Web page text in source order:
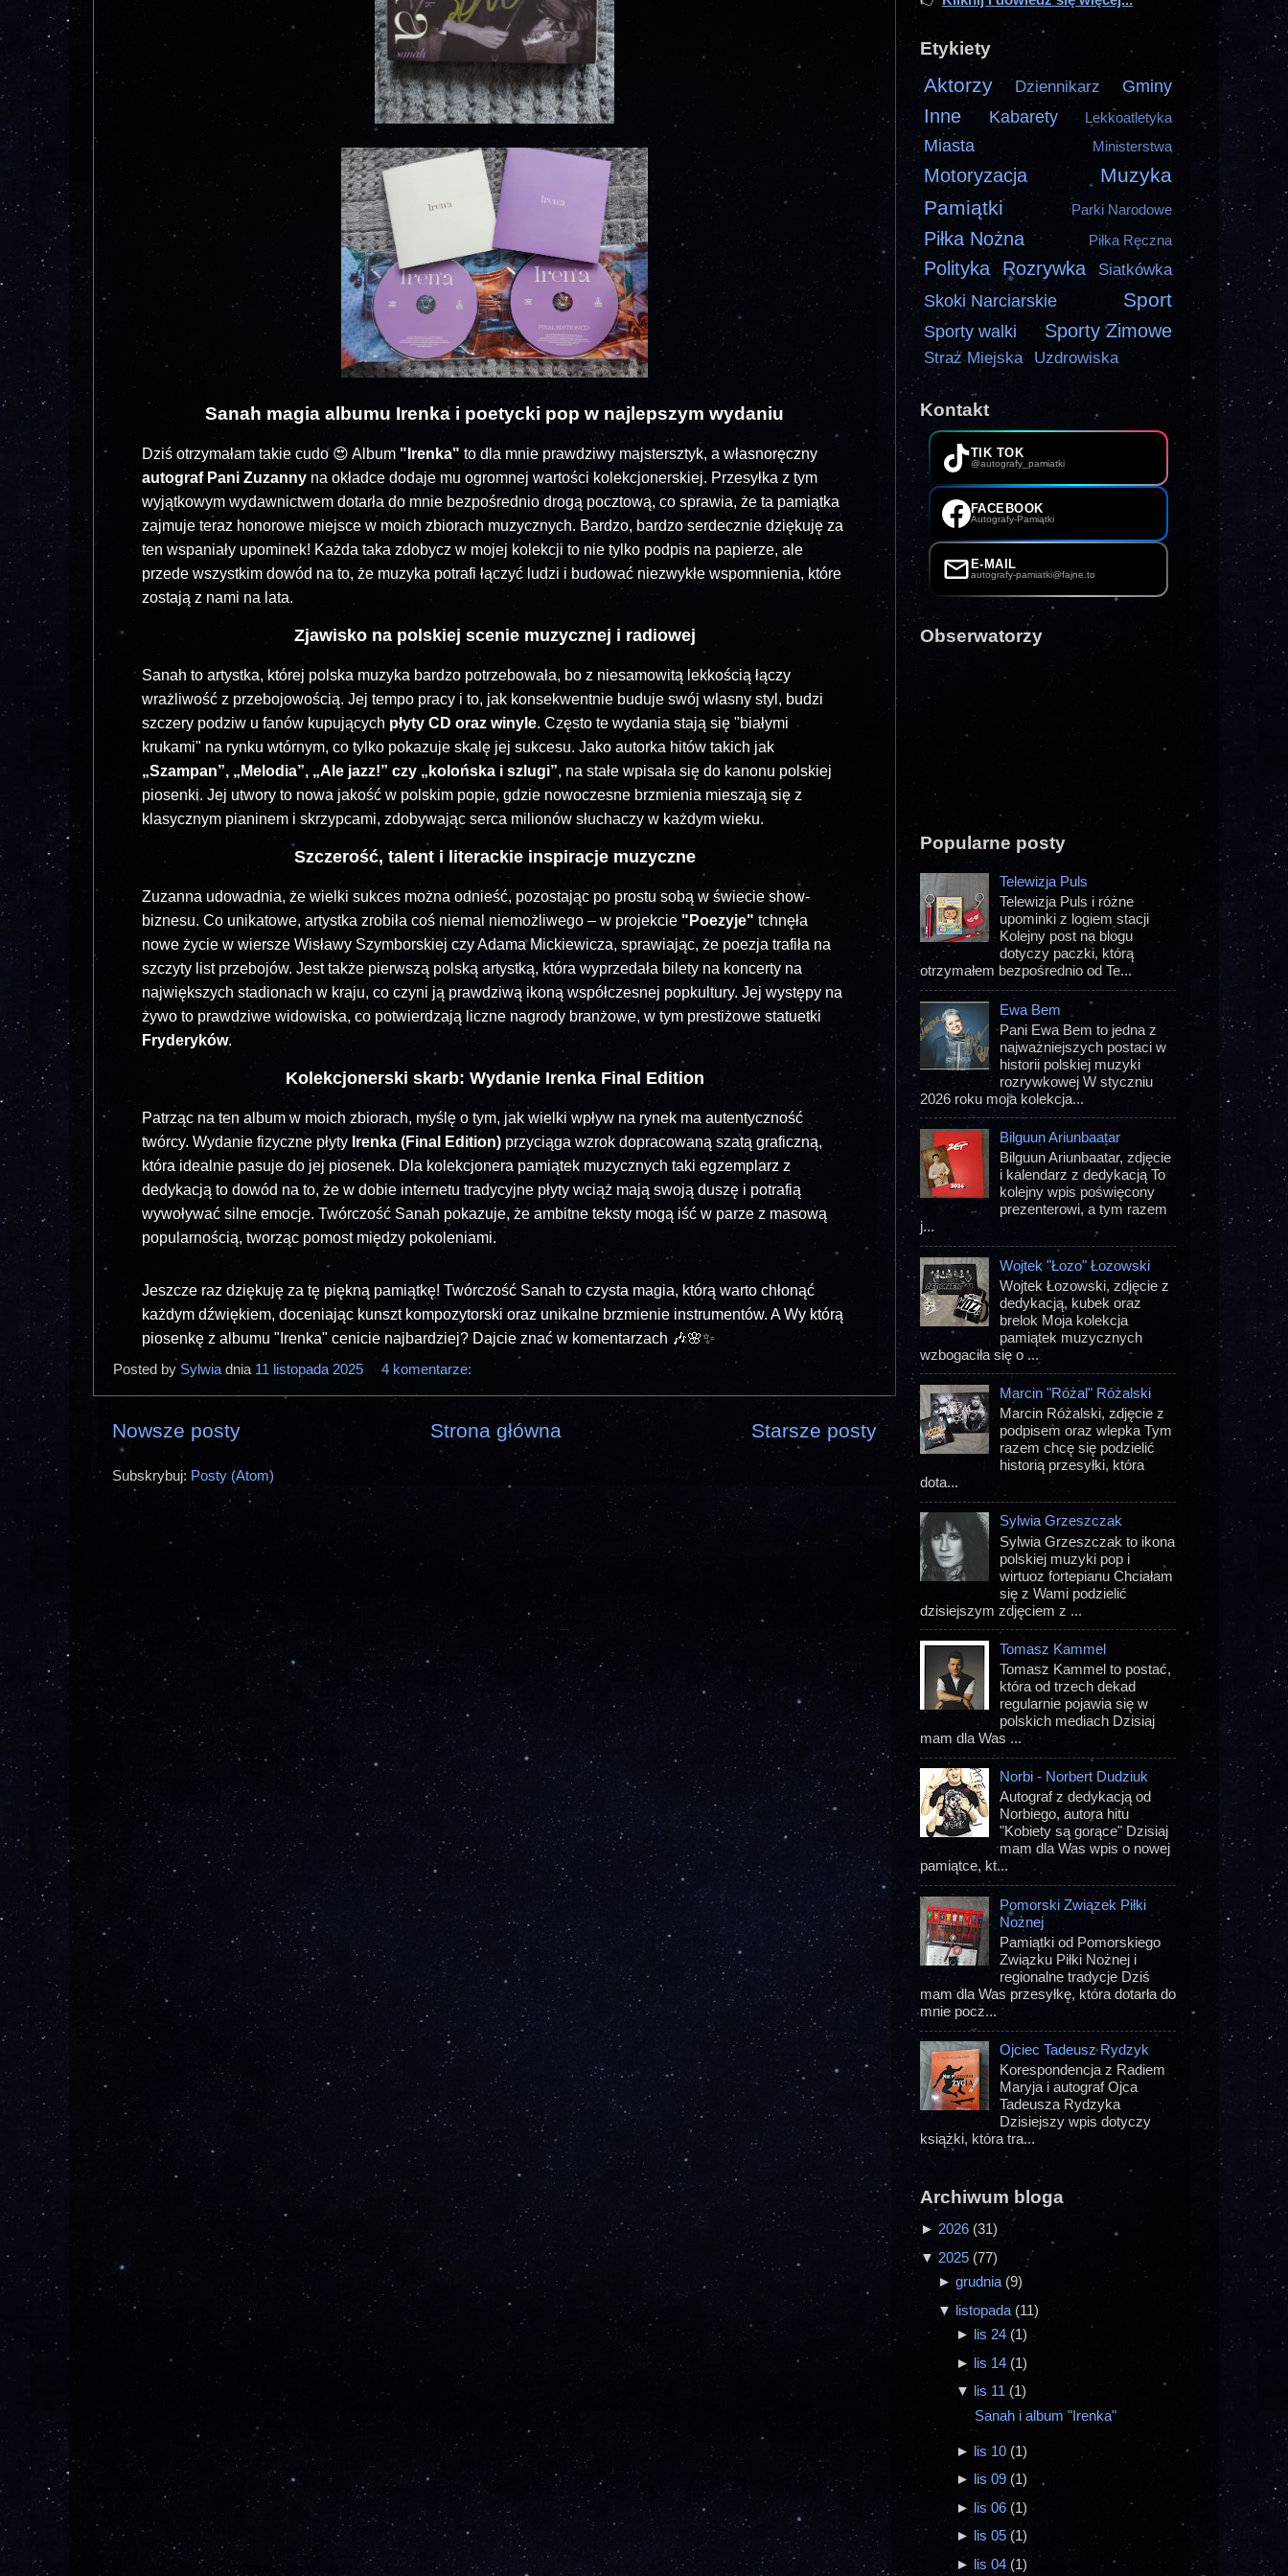
Sanah magia albumu Irenka i poetycki pop w najlepszym wydaniu
Dziś otrzymałam takie cudo 😍 Album "Irenka" to dla mnie prawdziwy majstersztyk, a własnoręczny
autograf Pani Zuzanny na okładce dodaje mu ogromnej wartości kolekcjonerskiej. Przesyłka z tym
wyjątkowym wydawnictwem dotarła do mnie bezpośrednio drogą pocztową, co sprawia, że ta pamiątka
zajmuje teraz honorowe miejsce w moich zbiorach muzycznych. Bardzo, bardzo serdecznie dziękuję za
ten wspaniały upominek! Każda taka zdobycz w mojej kolekcji to nie tylko podpis na papierze, ale
przede wszystkim dowód na to, że muzyka potrafi łączyć ludzi i budować niezwykłe wspomnienia, które
zostają z nami na lata.
Zjawisko na polskiej scenie muzycznej i radiowej
Sanah to artystka, której polska muzyka bardzo potrzebowała, bo z niesamowitą lekkością łączy
wrażliwość z przebojowością. Jej tempo pracy i to, jak konsekwentnie buduje swój własny styl, budzi
szczery podziw u fanów kupujących płyty CD oraz winyle. Często te wydania stają się "białymi
krukami" na rynku wtórnym, co tylko pokazuje skalę jej sukcesu. Jako autorka hitów takich jak
„Szampan”, „Melodia”, „Ale jazz!” czy „kolońska i szlugi”, na stałe wpisała się do kanonu polskiej
piosenki. Jej utwory to nowa jakość w polskim popie, gdzie nowoczesne brzmienia mieszają się z
klasycznym pianinem i skrzypcami, zdobywając serca milionów słuchaczy w każdym wieku.
Szczerość, talent i literackie inspiracje muzyczne
Zuzanna udowadnia, że wielki sukces można odnieść, pozostając po prostu sobą w świecie show-
biznesu. Co unikatowe, artystka zrobiła coś niemal niemożliwego – w projekcie "Poezyje" tchnęła
nowe życie w wiersze Wisławy Szymborskiej czy Adama Mickiewicza, sprawiając, że poezja trafiła na
szczyty list przebojów. Jest także pierwszą polską artystką, która wyprzedała bilety na koncerty na
największych stadionach w kraju, co czyni ją prawdziwą ikoną współczesnej popkultury. Jej występy na
żywo to prawdziwe widowiska, co potwierdzają liczne nagrody branżowe, w tym prestiżowe statuetki
Fryderyków.
Kolekcjonerski skarb: Wydanie Irenka Final Edition
Patrząc na ten album w moich zbiorach, myślę o tym, jak wielki wpływ na rynek ma autentyczność
twórcy. Wydanie fizyczne płyty Irenka (Final Edition) przyciąga wzrok dopracowaną szatą graficzną,
która idealnie pasuje do jej piosenek. Dla kolekcjonera pamiątek muzycznych taki egzemplarz z
dedykacją to dowód na to, że w dobie internetu tradycyjne płyty wciąż mają swoją duszę i potrafią
wywoływać silne emocje. Twórczość Sanah pokazuje, że ambitne teksty mogą iść w parze z masową
popularnością, tworząc pomost między pokoleniami.
Jeszcze raz dziękuję za tę piękną pamiątkę! Twórczość Sanah to czysta magia, którą warto chłonąć
każdym dźwiękiem, doceniając kunszt kompozytorski oraz unikalne brzmienie instrumentów. A Wy którą
piosenkę z albumu "Irenka" cenicie najbardziej? Dajcie znać w komentarzach 🎶🌸✨
Posted by Sylwia dnia 11 listopada 2025 4 komentarze:
Nowsze posty Starsze posty
Strona główna
Subskrybuj: Posty (Atom)
Etykiety
Aktorzy Dziennikarz Gminy
Inne Kabarety Lekkoatletyka
Miasta Ministerstwa
Motoryzacja
Muzyka
Pamiątki
Parki Narodowe
Piłka Nożna Piłka Ręczna
Polityka Rozrywka Siatkówka
Skoki Narciarskie Sport
Sporty walki Sporty Zimowe
Straż Miejska Uzdrowiska
Kontakt
TIK TOK
@autografy_pamiatki
FACEBOOK
Autografy-Pamiątki
E-MAIL
autografy-pamiatki@fajne.to
Obserwatorzy
Popularne posty
Telewizja Puls
Telewizja Puls i różne
upominki z logiem stacji
Kolejny post na blogu
dotyczy paczki, którą
otrzymałem bezpośrednio od Te...
Ewa Bem
Pani Ewa Bem to jedna z
najważniejszych postaci w
historii polskiej muzyki
rozrywkowej W styczniu
2026 roku moja kolekcja...
Bilguun Ariunbaatar
Bilguun Ariunbaatar, zdjęcie
i kalendarz z dedykacją To
kolejny wpis poświęcony
prezenterowi, a tym razem
j...
Wojtek "Łozo" Łozowski
Wojtek Łozowski, zdjęcie z
dedykacją, kubek oraz
brelok Moja kolekcja
pamiątek muzycznych
wzbogaciła się o ...
Marcin "Różal" Różalski
Marcin Różalski, zdjęcie z
podpisem oraz wlepka Tym
razem chcę się podzielić
historią przesyłki, która
dota...
Sylwia Grzeszczak
Sylwia Grzeszczak to ikona
polskiej muzyki pop i
wirtuoz fortepianu Chciałam
się z Wami podzielić
dzisiejszym zdjęciem z ...
Tomasz Kammel
Tomasz Kammel to postać,
która od trzech dekad
regularnie pojawia się w
polskich mediach Dzisiaj
mam dla Was ...
Norbi - Norbert Dudziuk
Autograf z dedykacją od
Norbiego, autora hitu
"Kobiety są gorące" Dzisiaj
mam dla Was wpis o nowej
pamiątce, kt...
Pomorski Związek Piłki
Nożnej
Pamiątki od Pomorskiego
Związku Piłki Nożnej i
regionalne tradycje Dziś
mam dla Was przesyłkę, która dotarła do
mnie pocz...
Ojciec Tadeusz Rydzyk
Korespondencja z Radiem
Maryja i autograf Ojca
Tadeusza Rydzyka
Dzisiejszy wpis dotyczy
książki, która tra...
Archiwum bloga
► 2026 (31)
▼2025 (77)
►grudnia (9)
▼ listopada (11)
►
lis 24 (1)
► lis 14 (1)
▼ lis 11 (1)
Sanah i album "Irenka"
► lis 10 (1)
►
lis 09 (1)
► lis 06 (1)
► lis 05 (1)
► lis 04 (1)